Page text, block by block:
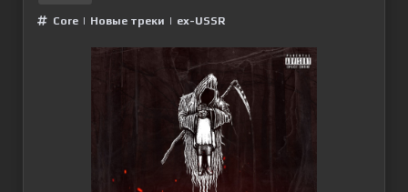
Сore | Новые треки | ex-USSR